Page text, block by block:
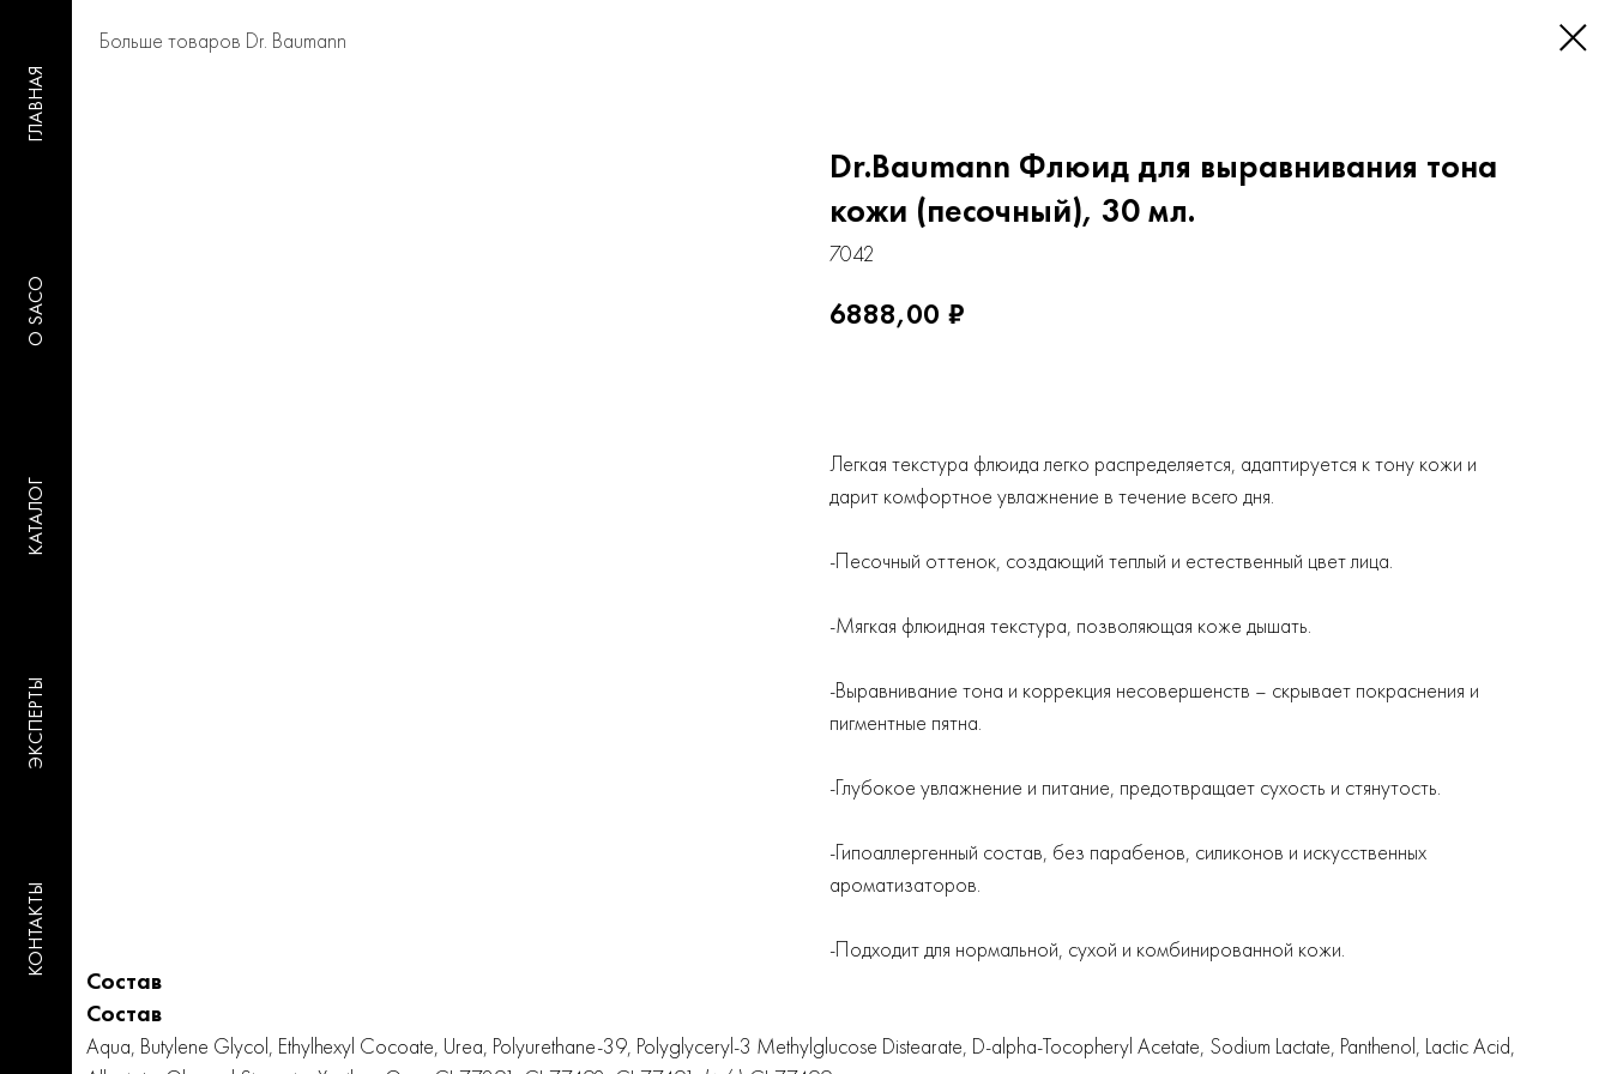
Больше товаров Dr. Baumann
Dr.Baumann Флюид для выравнивания тона
кожи (песочный), 30 мл.
7042
6888,00 ₽
Легкая текстура флюида легко распределяется, адаптируется к тону кожи и
дарит комфортное увлажнение в течение всего дня.
-Песочный оттенок, создающий теплый и естественный цвет лица.
-Мягкая флюидная текстура, позволяющая коже дышать.
-Выравнивание тона и коррекция несовершенств – скрывает покраснения и
пигментные пятна.
-Глубокое увлажнение и питание, предотвращает сухость и стянутость.
-Гипоаллергенный состав, без парабенов, силиконов и искусственных
ароматизаторов.
-Подходит для нормальной, сухой и комбинированной кожи.
Состав
Состав
Aqua, Butylene Glycol, Ethylhexyl Cocoate, Urea, Polyurethane-39, Polyglyceryl-3 Methylglucose Distearate, D-alpha-Tocopheryl Acetate, Sodium Lactate, Panthenol, Lactic Acid,
КОНТАКТЫ
ЭКСПЕРТЫ
КАТАЛОГ
O SACO
ГЛАВНАЯ